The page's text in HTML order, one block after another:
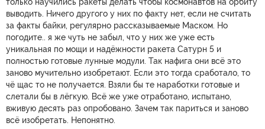
выводить. Ничего другого у них по факту нет, если не считать
за факты байки, регулярно рассказываемые Маском. Но
погодите.. я же чуть не забыл, что у них же уже есть
уникальная по мощи и надёжности ракета Сатурн 5 и
полностью готовые лунные модули. Так нафига они всё это
заново мучительно изобретают. Если это тогда сработало, то
чё щас то не получается. Взяли бы те наработки готовые и
слетали бы в лёгкую. Всё же уже отработано, испытано,
вживую десять раз опробовано. Зачем так париться и заново
всё изобретать. Непонятно.